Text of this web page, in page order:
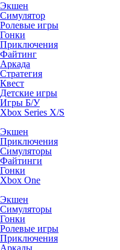
Экшен
Симулятор
Ролевые игры
Гонки
Приключения
Файтинг
Аркада
Стратегия
Квест
Детские игры
Игры Б/У
Xbox Series X/S
Экшен
Приключения
Симуляторы
Файтинги
Гонки
Xbox One
Экшен
Симуляторы
Гонки
Ролевые игры
Приключения
Аркады